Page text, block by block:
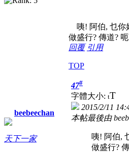
咦! 阿伯, 乜你
做盛行? 傳道?
回覆 引用
TOP
beebeechan
天下一家
47#
字體大小: tT
2015/2/11
本帖最後由
咦! 阿伯,
做盛行?